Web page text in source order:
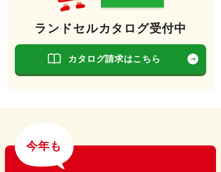
ランドセルカタログ受付中
カタログ請求はこちら
今年も